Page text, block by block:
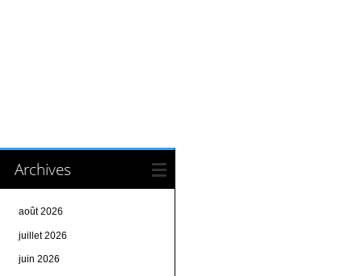
Archives
août 2026
juillet 2026
juin 2026